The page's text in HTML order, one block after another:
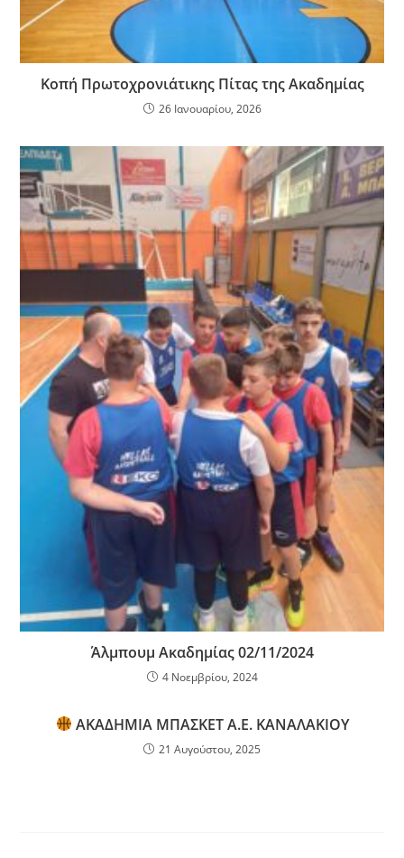
Κοπή Πρωτοχρονιάτικης Πίτας της Ακαδημίας
26 Ιανουαρίου, 2026
Άλμπουμ Ακαδημίας 02/11/2024
4 Νοεμβρίου, 2024
ΑΚΑΔΗΜΙΑ ΜΠΑΣΚΕΤ Α.Ε. ΚΑΝΑΛΑΚΙΟΥ
21 Αυγούστου, 2025